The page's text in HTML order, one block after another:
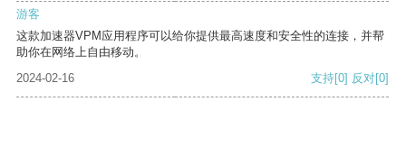
游客
这款加速器VPM应用程序可以给你提供最高速度和安全性的连接，并帮
助你在网络上自由移动。
2024-02-16
支持[0] 反对[0]